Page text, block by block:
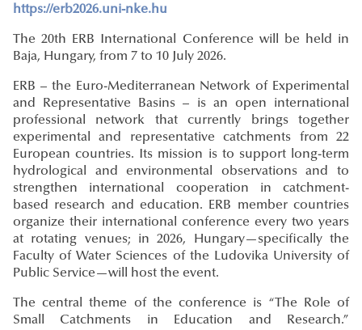
https://erb2026.uni-nke.hu
The 20th ERB International Conference will be held in
Baja, Hungary, from 7 to 10 July 2026.
ERB – the Euro-Mediterranean Network of Experimental
and Representative Basins – is an open international
professional network that currently brings together
experimental and representative catchments from 22
European countries. Its mission is to support long-term
hydrological and environmental observations and to
strengthen international cooperation in catchment-
based research and education. ERB member countries
organize their international conference every two years
at rotating venues; in 2026, Hungary—specifically the
Faculty of Water Sciences of the Ludovika University of
Public Service—will host the event.
The central theme of the conference is “The Role of
Small Catchments in Education and Research.”